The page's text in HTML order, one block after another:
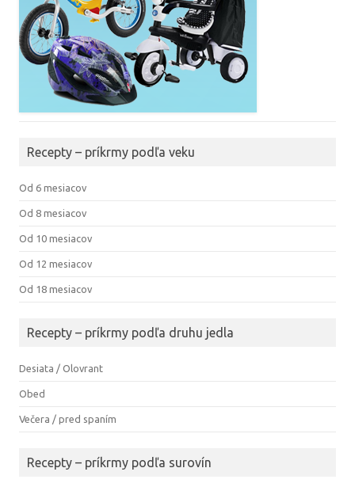
Recepty – príkrmy podľa veku
Od 6 mesiacov
Od 8 mesiacov
Od 10 mesiacov
Od 12 mesiacov
Od 18 mesiacov
Recepty – príkrmy podľa druhu jedla
Desiata / Olovrant
Obed
Večera / pred spaním
Recepty – príkrmy podľa surovín